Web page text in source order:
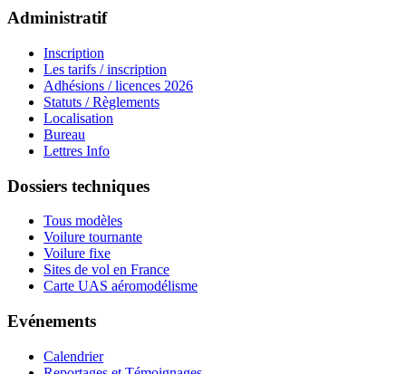
Administratif
Inscription
Les tarifs / inscription
Adhésions / licences 2026
Statuts / Règlements
Localisation
Bureau
Lettres Info
Dossiers techniques
Tous modèles
Voilure tournante
Voilure fixe
Sites de vol en France
Carte UAS aéromodélisme
Evénements
Calendrier